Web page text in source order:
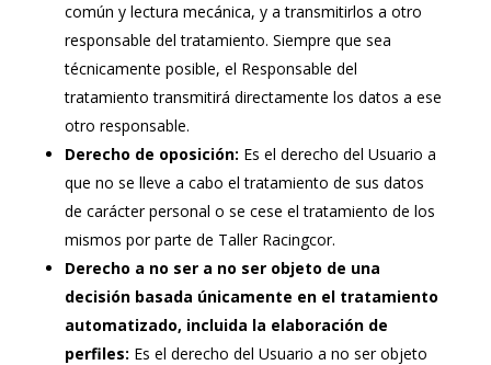
común y lectura mecánica, y a transmitirlos a otro
responsable del tratamiento. Siempre que sea
técnicamente posible, el Responsable del
tratamiento transmitirá directamente los datos a ese
otro responsable.
Derecho de oposición: Es el derecho del Usuario a
que no se lleve a cabo el tratamiento de sus datos
de carácter personal o se cese el tratamiento de los
mismos por parte de Taller Racingcor.
Derecho a no ser a no ser objeto de una
decisión basada únicamente en el tratamiento
automatizado, incluida la elaboración de
perfiles: Es el derecho del Usuario a no ser objeto